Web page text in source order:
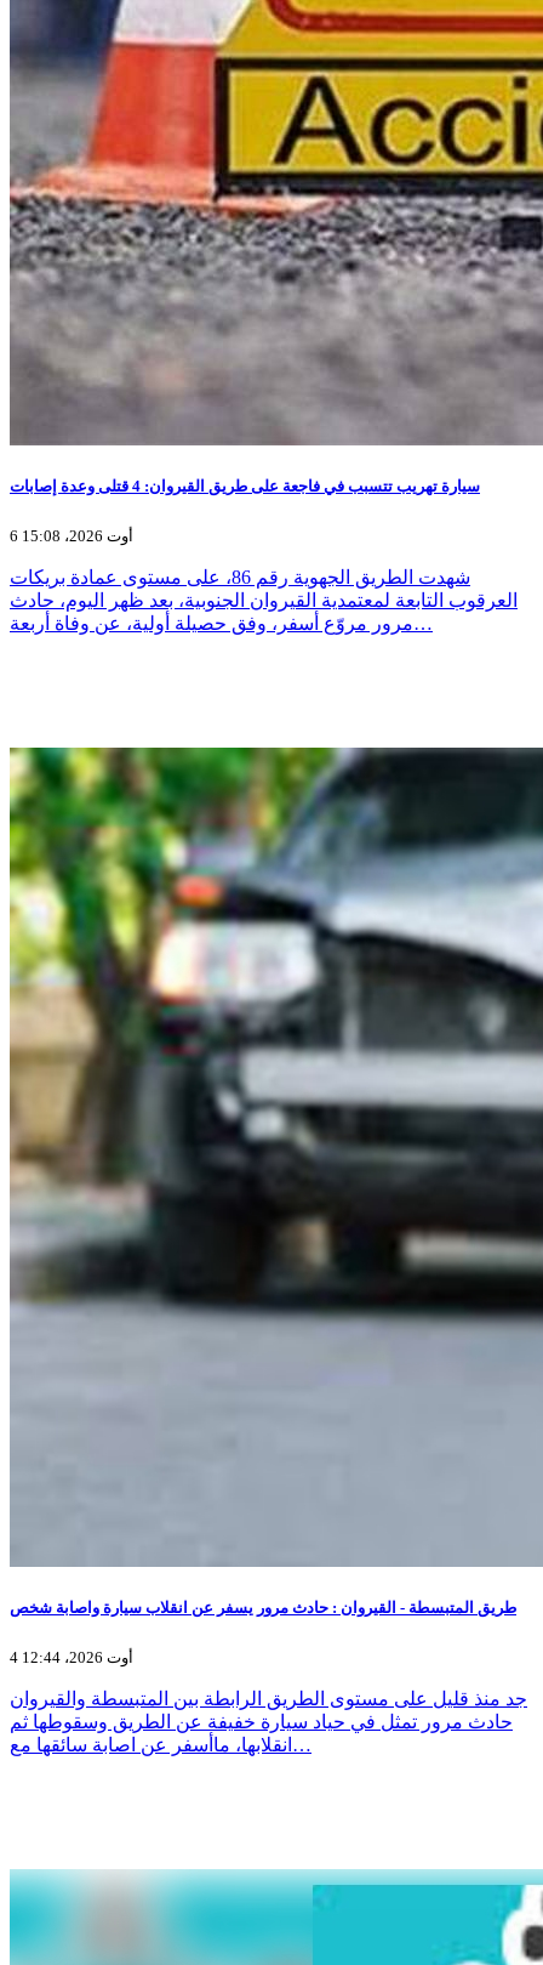
سيارة تهريب تتسبب في فاجعة على طريق القيروان: 4 قتلى وعدة إصابات
6 أوت 2026، 15:08
شهدت الطريق الجهوية رقم 86، على مستوى عمادة بريكات
العرقوب التابعة لمعتمدية القيروان الجنوبية، بعد ظهر اليوم، حادث
مرور مروّع أسفر، وفق حصيلة أولية، عن وفاة أربعة…
طريق المتبسطة - القيروان : حادث مرور يسفر عن انقلاب سيارة واصابة شخص
4 أوت 2026، 12:44
جد منذ قليل على مستوى الطريق الرابطة بين المتبسطة والقيروان
حادث مرور تمثل في حياد سيارة خفيفة عن الطريق وسقوطها ثم
انقلابها، ماأسفر عن اصابة سائقها مع…